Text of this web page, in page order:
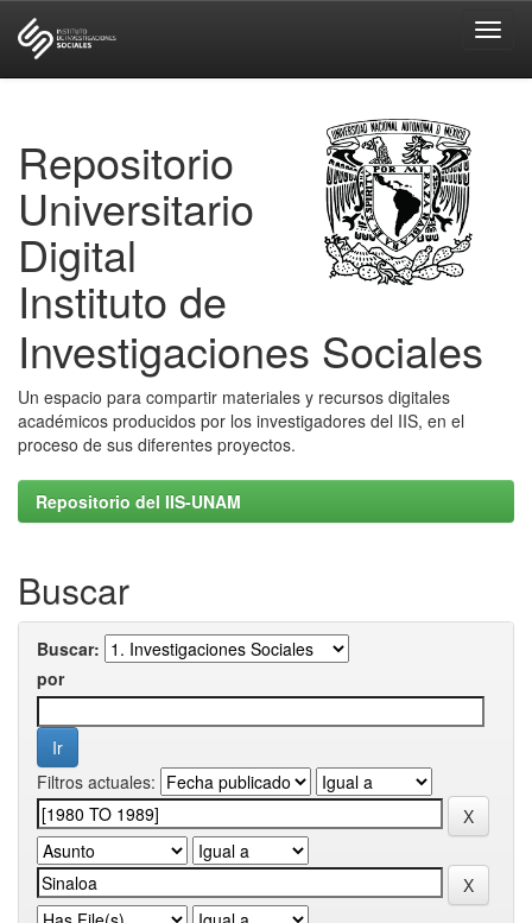
Repositorio
Universitario
Digital
Instituto de
Investigaciones Sociales
Un espacio para compartir materiales y recursos digitales
académicos producidos por los investigadores del IIS, en el
proceso de sus diferentes proyectos.
Repositorio del IIS-UNAM
Buscar
Buscar:
por
Filtros actuales: